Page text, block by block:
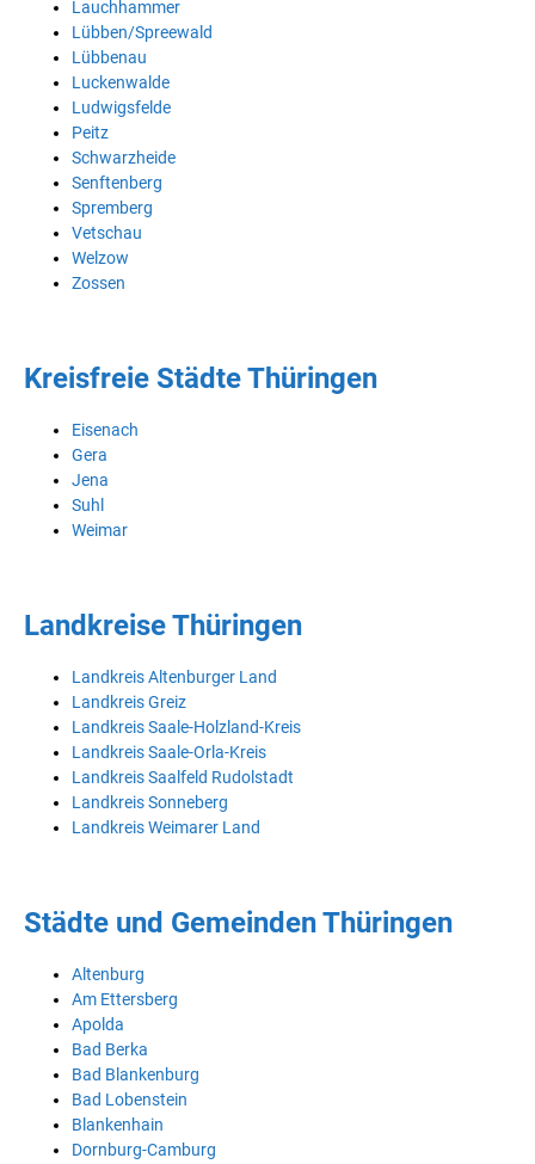
Lauchhammer
Lübben/Spreewald
Lübbenau
Luckenwalde
Ludwigsfelde
Peitz
Schwarzheide
Senftenberg
Spremberg
Vetschau
Welzow
Zossen
Kreisfreie Städte Thüringen
Eisenach
Gera
Jena
Suhl
Weimar
Landkreise Thüringen
Landkreis Altenburger Land
Landkreis Greiz
Landkreis Saale-Holzland-Kreis
Landkreis Saale-Orla-Kreis
Landkreis Saalfeld Rudolstadt
Landkreis Sonneberg
Landkreis Weimarer Land
Städte und Gemeinden Thüringen
Altenburg
Am Ettersberg
Apolda
Bad Berka
Bad Blankenburg
Bad Lobenstein
Blankenhain
Dornburg-Camburg